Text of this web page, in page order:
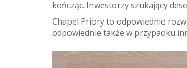
kończąc. Inwestorzy szukający
Chapel Priory to odpowiednie
odpowiednie także w przypadku